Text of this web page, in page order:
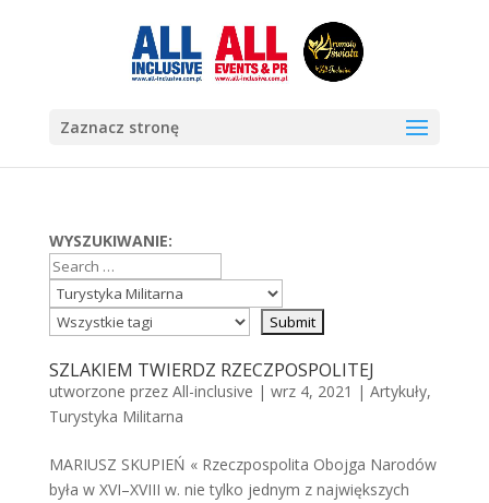
Zaznacz stronę
WYSZUKIWANIE:
SZLAKIEM TWIERDZ RZECZPOSPOLITEJ
utworzone przez All-inclusive | wrz 4, 2021 | Artykuły,
Turystyka Militarna
MARIUSZ SKUPIEŃ « Rzeczpospolita Obojga Narodów
była w XVI–XVIII w. nie tylko jednym z największych